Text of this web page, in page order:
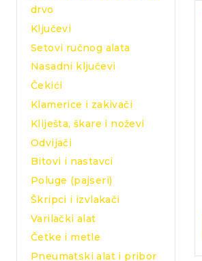
drvo
Ključevi
Setovi ručnog alata
Nasadni ključevi
Čekići
Klamerice i zakivači
Kliješta, škare i noževi
Odvijači
Bitovi i nastavci
Poluge (pajseri)
Škripci i izvlakači
Varilački alat
Četke i metle
Pneumatski alat i pribor